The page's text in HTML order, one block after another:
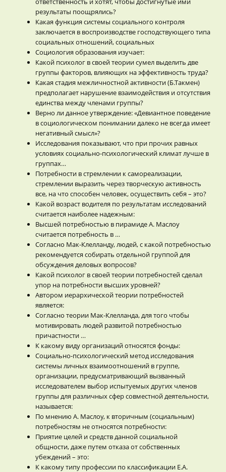
результаты поощрялись?
Какая функция системы социального контроля
заключается в воспроизводстве господствующего типа
социальных отношений, социальных
Социология образования изучает:
Какой психолог в своей теории сумел выделить две
группы факторов, влияющих на эффективность труда?
Какая стадия межличностной активности (Б.Такмен)
предполагает нарушение взаимодействия и отсутствия
единства между членами группы?
Верно ли данное утверждение: «Девиантное поведение
в социологическом понимании далеко не всегда имеет
негативный смысл»?
Исследования показывают, что при прочих равных
условиях социально-психологический климат лучше в
группах…
Потребности в стремлении к самореализации,
стремлении выразить через творческую активность
все, на что способен человек, осуществить себя – это?
Какой возраст водителя по результатам исследований
считается наиболее надежным:
Высшей потребностью в пирамиде А. Маслоу
считается потребность в …
Согласно Мак-Клелланду, людей, с какой потребностью
рекомендуется собирать отдельной группой для
обсуждения деловых вопросов?
Какой психолог в своей теории потребностей сделал
упор на потребности высших уровней?
Автором иерархической теории потребностей
является:
Согласно теории Мак-Клелланда, для того чтобы
мотивировать людей развитой потребностью
причастности …
К какому виду организаций относятся фонды:
Социально-психологический метод исследования
системы личных взаимоотношений в группе,
организации, предусматривающий вызванный
исследователем выбор испытуемых других членов
группы для различных сфер совместной деятельности,
называется:
По мнению А. Маслоу, к вторичным (социальным)
потребностям не относятся потребности:
Приятие целей и средств данной социальной
общности, даже путем отказа от собственных
убеждений – это:
К какому типу профессии по классификации Е.А.